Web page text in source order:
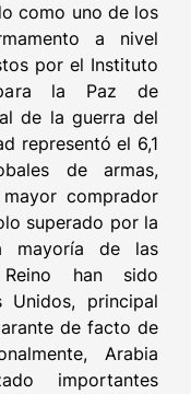
como uno de los
a nivel
por el Instituto
la Paz de
de la guerra del
representó el 6,1
de armas,
comprador
superado por la
mayoría de las
han sido
Unidos, principal
de facto de
Arabia
importantes